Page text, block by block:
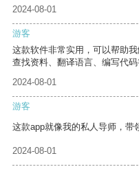
2024-08-01
游客
这款软件非常实用，可以帮助
查找资料、翻译语言、编写代码
2024-08-01
游客
这款app就像我的私人导师，带
2024-08-01